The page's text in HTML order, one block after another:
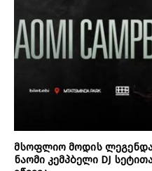
მსოფლიო მოდის
ნაომი კემპბელი DJ